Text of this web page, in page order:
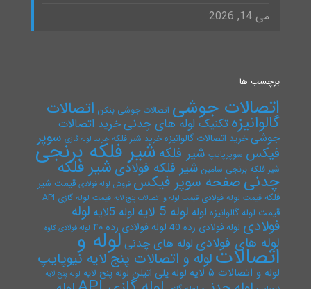
می 14, 2026
برچسب ها
اتصالات جوشی اتصالات جوشی بنکن اتصالات
گالوانیزهتکنیک لوله های چدنیخرید اتصالات
جوشیخرید اتصالات گالوانیزه خرید شیر فلکه خرید لوله گازی سوپر
فیکس سوپرپایپ شیر فلکه شیر فلکه برنجی
شیر فلکه برنجی سامین شیر فلکه فولادی شیر فلکه
چدنیصفحه سوپر فیکس فروش لوله فولادی قیمت شیر
فلکه قیمت لوله فولادی قیمت لوله و اتصالات پنج لایه قیمت لوله گازی API
قیمت لوله گالوانیزه لوله لوله 5 لایه لوله 5لایه لوله
فولادی لوله فولادی رده 40 لوله فولادی رده ۴۰ لوله فولادی کاوه
لوله های فولادی لوله های چدنی لوله و اتصالاتلوله و اتصالات پنج لایه نیوپایپ
لوله و اتصالات ۵ لایه لوله پلی اتیلن لوله پنج لایه لوله پنج لایه